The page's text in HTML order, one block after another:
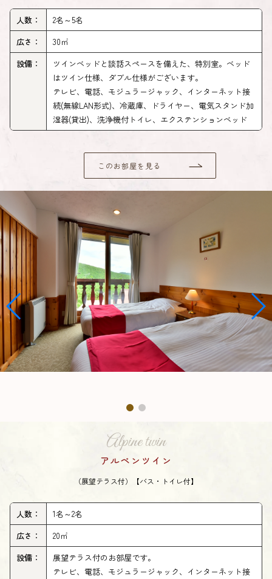
人数：
2名～5名
広さ：
30㎡
設備：
ツインベッドと談話スペースを備えた、特別室。ベッド
はツイン仕様、ダブル仕様がございます。
テレビ、電話、モジュラージャック、インターネット接
続(無線LAN形式)、冷蔵庫、ドライヤー、電気スタンド加
湿器(貸出)、洗浄機付トイレ、エクステンションベッド
このお部屋を見る
Alpine twin
アルペンツイン
（展望テラス付）【バス・トイレ付】
人数：
1名～2名
広さ：
20㎡
設備：
展望テラス付のお部屋です。
テレビ、電話、モジュラージャック、インターネット接